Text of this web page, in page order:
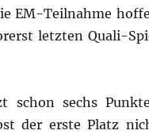
EM-Teilnahme
letzten Quali-
schon sechs
der erste Platz